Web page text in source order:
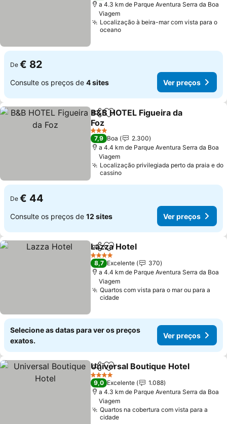
a 4.3 km de Parque Aventura Serra da Boa
Viagem
Localização à beira-mar com vista para o
oceano
De € 82
Consulte os preços de 4 sites Ver preços
PartilharAdicionar aos favoritos
B&B HOTEL Figueira da
Foz
3 Estrelas
7,9 Boa
2.300
a 4.4 km de Parque Aventura Serra da Boa
Viagem
Localização privilegiada perto da praia e do
cassino
De € 44
Consulte os preços de 12 sites Ver preços
PartilharAdicionar aos favoritos
Lazza Hotel
4 Estrelas
8,7 Excelente
370
a 4.4 km de Parque Aventura Serra da Boa
Viagem
Quartos com vista para o mar ou para a
cidade
Selecione as datas para ver os preços
exatos.
Ver preços
PartilharAdicionar aos favoritos
Universal Boutique Hotel
4 Estrelas
9,0 Excelente
1.088
a 4.3 km de Parque Aventura Serra da Boa
Viagem
Quartos na cobertura com vista para a
cidade